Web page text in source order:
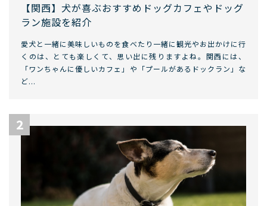
【関西】犬が喜ぶおすすめドッグカフェやドッグ
ラン施設を紹介
愛犬と一緒に美味しいものを食べたり一緒に観光やお出かけに行
くのは、とても楽しくて、思い出に残りますよね。関西には、
「ワンちゃんに優しいカフェ」や「プールがあるドックラン」な
ど...